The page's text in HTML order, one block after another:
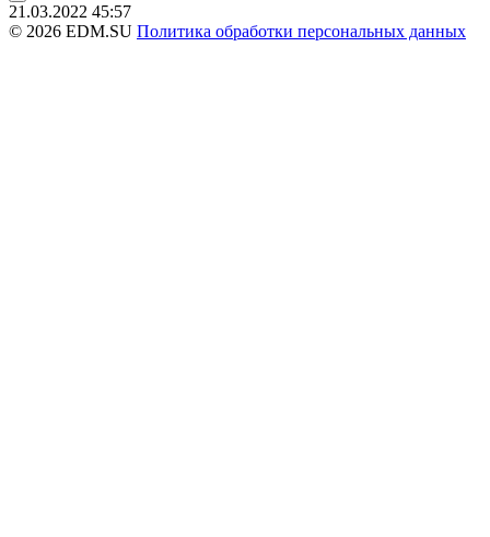
21.03.2022 45:57
© 2026 EDM.SU Политика обработки персональных данных